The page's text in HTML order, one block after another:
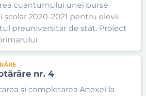
cuantumului unei burse
școlar 2020-2021 pentru elevii
preuniversitar de stat. Proiect
nr. 4
și completarea Anexei la